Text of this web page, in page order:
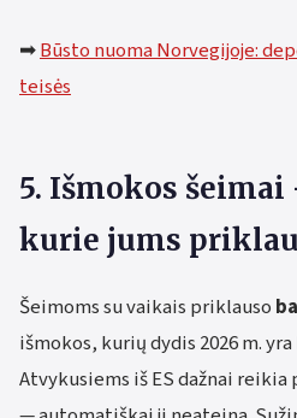
➡Būsto nuoma Norvegijoje:
teisės
5. Išmokos
kurie jums
Šeimoms su vaikais priklauso
išmokos, kurių dydis 2026 m.
Atvykusiems iš ES dažnai